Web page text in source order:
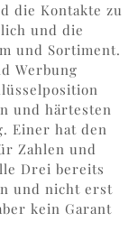
die Kontakte zu
und die
und Sortiment.
Werbung
und härtesten
Einer hat den
Zahlen und
Drei bereits
und nicht erst
kein Garant